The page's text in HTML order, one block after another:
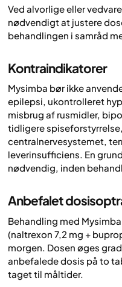
Ved alvorlige eller
nødvendigt at justere
behandlingen i samråd
Kontraindikatorer
Mysimba bør ikke
epilepsi, ukontrolleret
misbrug af rusmidler,
tidligere
centralnervesystemet,
leverinsufficiens. En
nødvendig, inden
Anbefalet
Behandling med
(naltrexon 7,2 mg +
morgen. Dosen øges
anbefalede dosis på to
taget til måltider.